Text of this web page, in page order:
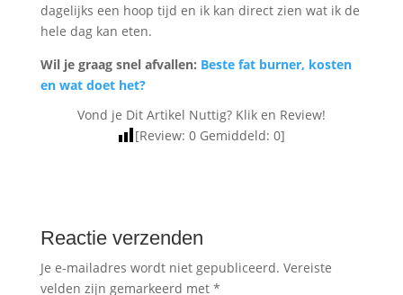
dagelijks een hoop tijd en ik kan direct zien wat ik de
hele dag kan eten.
Wil je graag snel afvallen: Beste fat burner, kosten
en wat doet het?
Vond je Dit Artikel Nuttig? Klik en Review!
[Review:0 Gemiddeld:0]
Reactie verzenden
Je e-mailadres wordt niet gepubliceerd. Vereiste
velden zijn gemarkeerd met *